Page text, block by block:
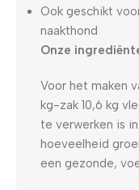
Ook geschikt
naakthond
Onze
Voor het maken
kg-zak 10,6 kg
te verwerken is
hoeveelheid
een gezonde,